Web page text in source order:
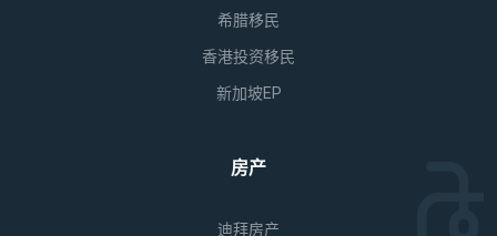
希腊移民
香港投资移民
新加坡EP
房产
迪拜房产